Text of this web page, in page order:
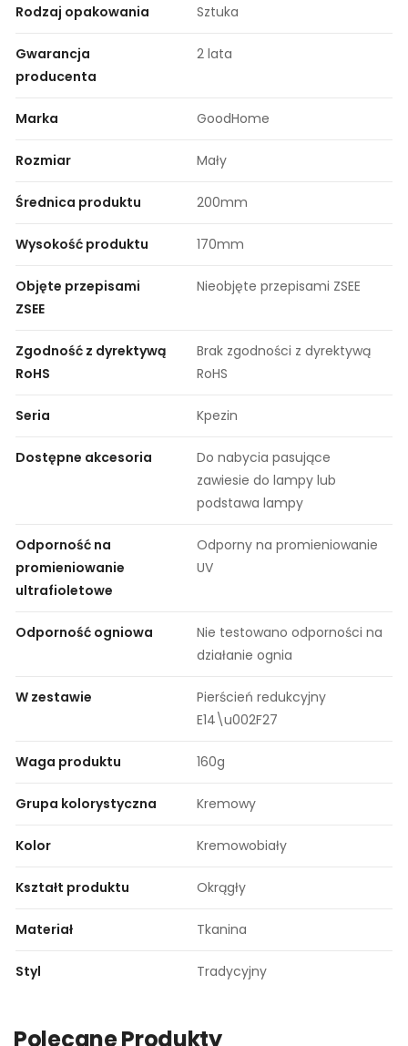
Rodzaj opakowania Sztuka
Gwarancja
producenta
2 lata
Marka GoodHome
Rozmiar Mały
Średnica produktu 200mm
Wysokość produktu 170mm
Objęte przepisami
ZSEE
Nieobjęte przepisami ZSEE
Zgodność z dyrektywą
RoHS
Brak zgodności z dyrektywą
RoHS
Seria Kpezin
Dostępne akcesoria
Do nabycia pasujące
zawiesie do lampy lub
podstawa lampy
Odporność na
promieniowanie
ultrafioletowe
Odporny na promieniowanie
UV
Odporność ogniowa
Nie testowano odporności na
działanie ognia
W zestawie
Pierścień redukcyjny
E14\u002F27
Waga produktu 160g
Grupa kolorystyczna Kremowy
Kolor Kremowobiały
Kształt produktu Okrągły
Materiał Tkanina
Styl Tradycyjny
Polecane Produkty